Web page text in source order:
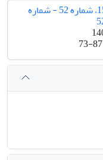
دوره 15، شماره 52 - شماره
73-87